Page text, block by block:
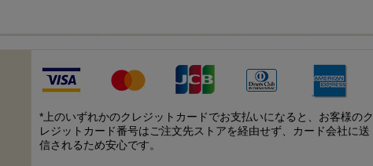
*上のいずれかのクレジットカードでお支払いになると、お客様のク
レジットカード番号はご注文先ストアを経由せず、カード会社に送
信されるため安心です。